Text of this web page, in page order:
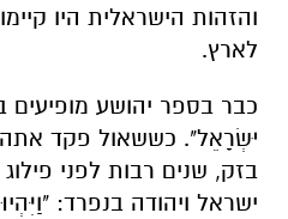
והזהות הישראלית היו
לארץ.
כבר בספר יהושע מופיעים
יִשְׂרָאֵל". כששאול פקד
בזק, שנים רבות לפני פילוג
ישראל ויהודה בנפרד: "וַיִּהְיוּ